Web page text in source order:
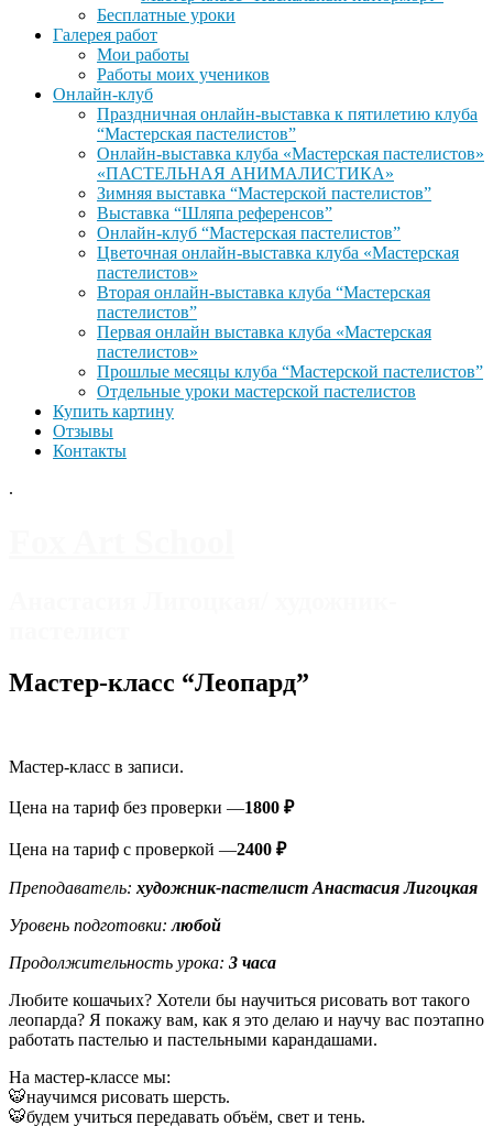
Бесплатные уроки
Галерея работ
Мои работы
Работы моих учеников
Онлайн-клуб
Праздничная онлайн-выставка к пятилетию клуба
“Мастерская пастелистов”
Онлайн-выставка клуба «Мастерская пастелистов»
«ПАСТЕЛЬНАЯ АНИМАЛИСТИКА»
Зимняя выставка “Мастерской пастелистов”
Выставка “Шляпа референсов”
Онлайн-клуб “Мастерская пастелистов”
Цветочная онлайн-выставка клуба «Мастерская
пастелистов»
Вторая онлайн-выставка клуба “Мастерская
пастелистов”
Первая онлайн выставка клуба «Мастерская
пастелистов»
Прошлые месяцы клуба “Мастерской пастелистов”
Отдельные уроки мастерской пастелистов
Купить картину
Отзывы
Контакты
.
Мастер-класс “Леопард”
Мастер-класс в записи.
Цена на тариф без проверки —1800 ₽
Цена на тариф с проверкой —2400 ₽
Преподаватель: художник-пастелист АнастасияЛигоцкая
Уровень подготовки:любой
Продолжительность урока: 3 часа
Любите кошачьих? Хотели бы научиться рисовать вот такого
леопарда? Я покажу вам, как я это делаю и научу вас поэтапно
работать пастелью и пастельными карандашами.
На мастер-классе мы:
🐯научимся рисовать шерсть.
🐯будем учиться передавать объём, свет и тень.